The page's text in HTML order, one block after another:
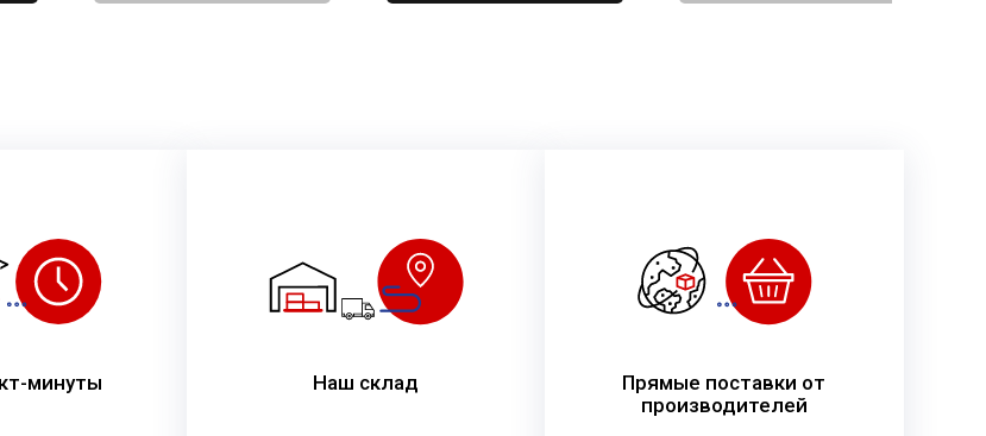
минуты Наш склад
Прямые поставки от
производителей